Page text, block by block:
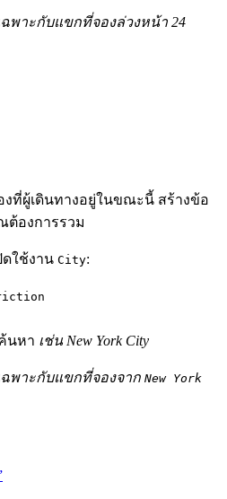
พาะกับแขกที่จองล่วงหน้า 24
ที่ผู้เดินทางอยู่ในขณะนี้ สร้างข้อ
ต้องการรวม
ใช้งาน City:
นหา เช่น New York City
พาะกับแขกที่จองจาก New York